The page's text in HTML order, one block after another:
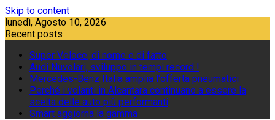
Skip to content
lunedì, Agosto 10, 2026
Recent posts
Super Veloce, di nome e di fatto
Audi Nuvolari, sviluppo in tempi record !
Mercedes-Benz Italia amplia l'offerta pneumatici
Perché i volanti in Alcantara continuano a essere la
scelta delle auto più performanti
Smart aggiorna la gamma